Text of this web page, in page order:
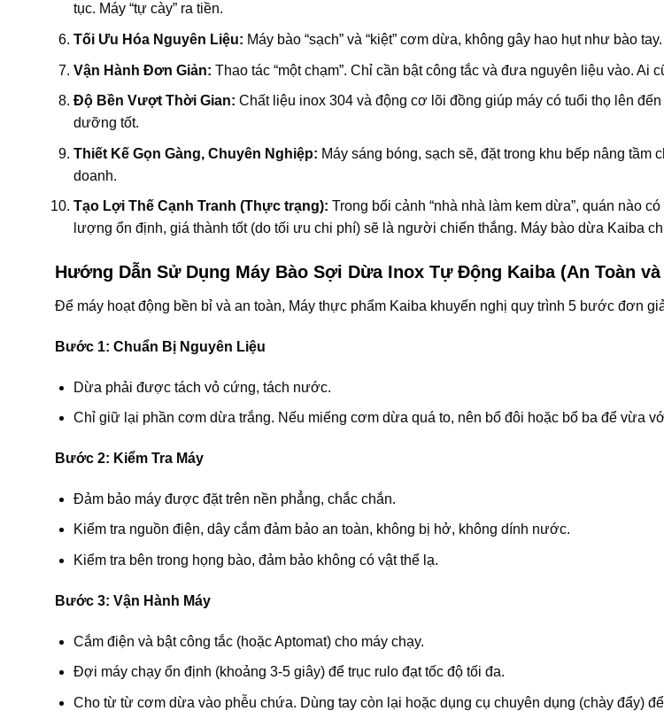
tục. Máy “tự cày” ra tiền.
Tối Ưu Hóa Nguyên Liệu: Máy bào “sạch” và “kiệt” cơm dừa, không gây hao hụt như bào
Vận Hành Đơn Giản: Thao tác “một chạm”. Chỉ cần bật công tắc và đưa nguyên liệu vào. Ai
Độ Bền Vượt Thời Gian: Chất liệu inox 304 và động cơ lõi đồng giúp máy có tuổi thọ lên
dưỡng tốt.
Thiết Kế Gọn Gàng, Chuyên Nghiệp: Máy sáng bóng, sạch sẽ, đặt trong khu bếp nâng tầm
doanh.
Tạo Lợi Thế Cạnh Tranh (Thực trạng): Trong bối cảnh “nhà nhà làm kem dừa”, quán nào
lượng ổn định, giá thành tốt (do tối ưu chi phí) sẽ là người chiến thắng. Máy bào dừa Kaiba
Hướng Dẫn Sử Dụng Máy Bào Sợi Dừa Inox Tự Động Kaiba (An Toàn và
Để máy hoạt động bền bỉ và an toàn, Máy thực phẩm Kaiba khuyến nghị quy trình 5 bước đơn
Bước 1: Chuẩn Bị Nguyên Liệu
Dừa phải được tách vỏ cứng, tách nước.
Chỉ giữ lại phần cơm dừa trắng. Nếu miếng cơm dừa quá to, nên bổ đôi hoặc bổ ba để vừa
Bước 2: Kiểm Tra Máy
Đảm bảo máy được đặt trên nền phẳng, chắc chắn.
Kiểm tra nguồn điện, dây cắm đảm bảo an toàn, không bị hở, không dính nước.
Kiểm tra bên trong họng bào, đảm bảo không có vật thể lạ.
Bước 3: Vận Hành Máy
Cắm điện và bật công tắc (hoặc Aptomat) cho máy chạy.
Đợi máy chạy ổn định (khoảng 3-5 giây) để trục rulo đạt tốc độ tối đa.
Cho từ từ cơm dừa vào phễu chứa. Dùng tay còn lại hoặc dụng cụ chuyên dụng (chày đẩy)